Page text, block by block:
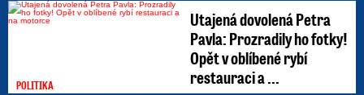
POLITIKA
Utajená dovolená Petra
Pavla: Prozradily ho fotky!
Opět v oblíbené rybí
restauraci a ...